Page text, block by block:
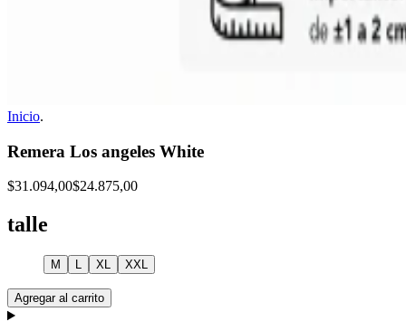
Inicio.
Remera Los angeles White
$31.094,00$24.875,00
talle
M L XL XXL
Agregar al carrito